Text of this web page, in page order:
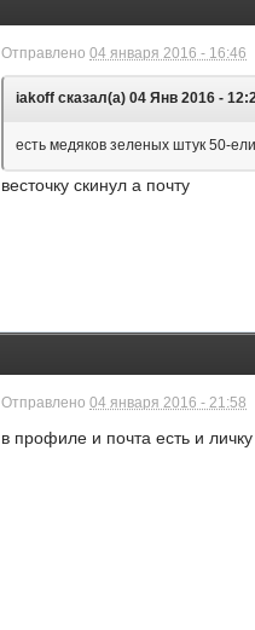
Отправлено04 января 2016 - 16:46
iakoff сказал(а) 04 Янв 2016 -
есть медяков зеленых штук 50-
весточку скинул а почту
Отправлено04 января 2016 - 21:58
в профиле и почта есть и